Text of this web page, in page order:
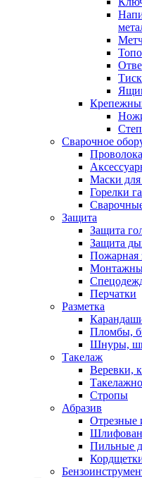
Сварочное
Маски для
Горелки
Защита
Защита
Защита
Пожарная
Перчатки
Разметка
Пломбы,
Шнуры,
Такелаж
Веревки,
Стропы
Абразив
Отрезные
Пильные